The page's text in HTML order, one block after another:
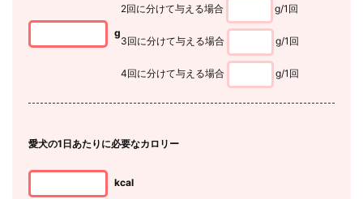
g
2回に分けて与える場合 g/1回
3回に分けて与える場合 g/1回
4回に分けて与える場合 g/1回
愛犬の1日あたりに必要なカロリー
kcal